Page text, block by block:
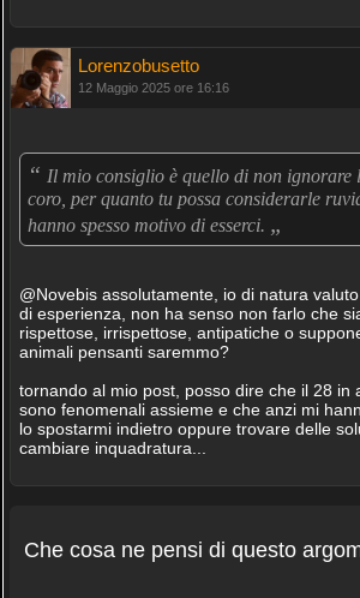
Lorenzobusetto
12 Maggio 2025 ore 16:16
“ Il mio consiglio è quello di non ignorare
coro, per quanto tu possa considerarle
hanno spesso motivo di esserci. „
@Novebis assolutamente, io di natura
di esperienza, non ha senso non farlo che
rispettose, irrispettose, antipatiche o
animali pensanti saremmo?
tornando al mio post, posso dire che il 28 in
sono fenomenali assieme e che anzi mi
lo spostarmi indietro oppure trovare delle
cambiare inquadratura...
Che cosa ne pensi di questo